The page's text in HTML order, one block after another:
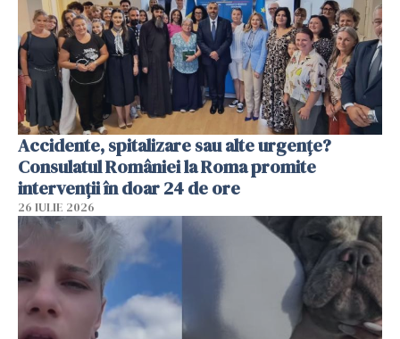
Accidente, spitalizare sau alte urgențe?
Consulatul României la Roma promite
intervenții în doar 24 de ore
26 IULIE 2026